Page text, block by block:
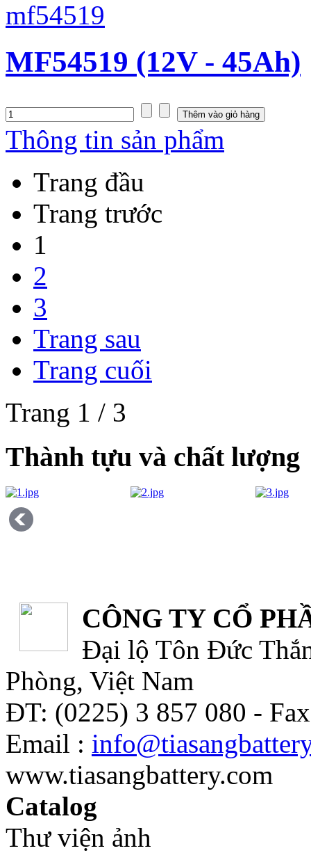
MF54519 (12V - 45Ah)
Thông tin sản phẩm
Trang đầu
Trang trước
1
2
3
Trang sau
Trang cuối
Trang 1 / 3
Thành tựu và chất lượng
CÔNG TY CỔ
Đại lộ Tôn Đức
Phòng, Việt Nam
ĐT: (0225) 3 857 080 -
Email :
www.tiasangbattery.com
Catalog
Thư viện ảnh